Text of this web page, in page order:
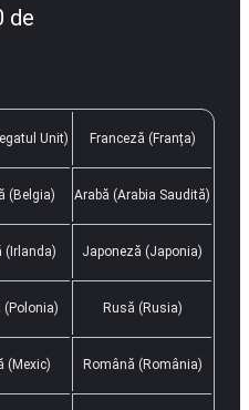
de
Unit) Franceză (Franța)
(Belgia) Arabă (Arabia Saudită)
(Irlanda) Japoneză (Japonia)
(Polonia) Rusă (Rusia)
(Mexic) Română (România)